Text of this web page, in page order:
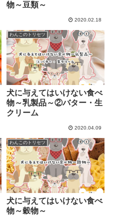
物～豆類～
2020.02.18
わんこのトリセツ
犬に与えてはいけない食べ
物～乳製品～②バター・生
クリーム
2020.04.09
わんこのトリセツ
犬に与えてはいけない食べ
物～穀物～